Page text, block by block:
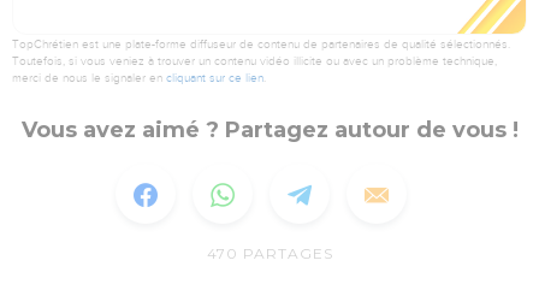
TopChrétien est une plate-forme diffuseur de contenu de partenaires de qualité sélectionnés.
Toutefois, si vous veniez à trouver un contenu vidéo illicite ou avec un problème technique,
merci de nous le signaler en cliquant sur ce lien
Vous avez aimé ? Partagez autour de vous !
470 PARTAGES